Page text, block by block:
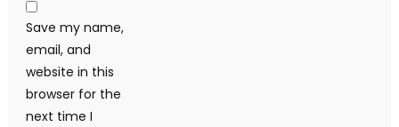
Save my name,
email, and
website in this
browser for the
next time I